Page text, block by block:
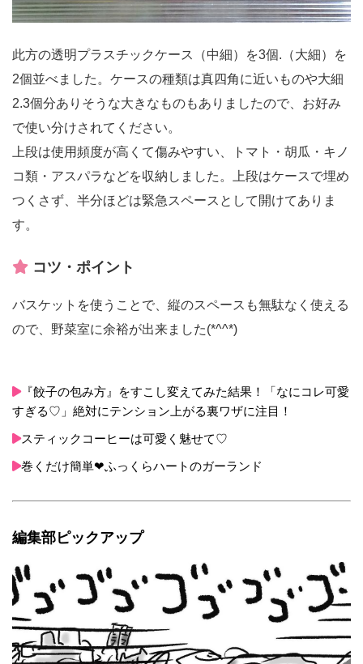
此方の透明プラスチックケース（中細）を3個.（大細）を
2個並べました。ケースの種類は真四角に近いものや大細
2.3個分ありそうな大きなものもありましたので、お好み
で使い分けされてください。
上段は使用頻度が高くて傷みやすい、トマト・胡瓜・キノ
コ類・アスパラなどを収納しました。上段はケースで埋め
つくさず、半分ほどは緊急スペースとして開けてありま
す。
コツ・ポイント
バスケットを使うことで、縦のスペースも無駄なく使える
ので、野菜室に余裕が出来ました(*^^*)
『餃子の包み方』をすこし変えてみた結果！「なにコレ可愛
すぎる♡」絶対にテンション上がる裏ワザに注目！
スティックコーヒーは可愛く魅せて♡
巻くだけ簡単❤︎ふっくらハートのガーランド
編集部ピックアップ